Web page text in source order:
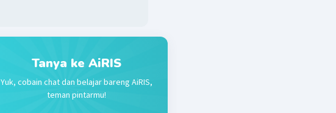
Tanya ke AiRIS
Yuk, cobain chat dan belajar bareng AiRIS,
teman pintarmu!